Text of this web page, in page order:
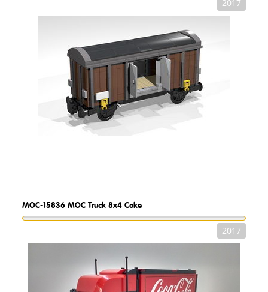
2017
MOC-15836 MOC Truck 8x4 Coke
2017